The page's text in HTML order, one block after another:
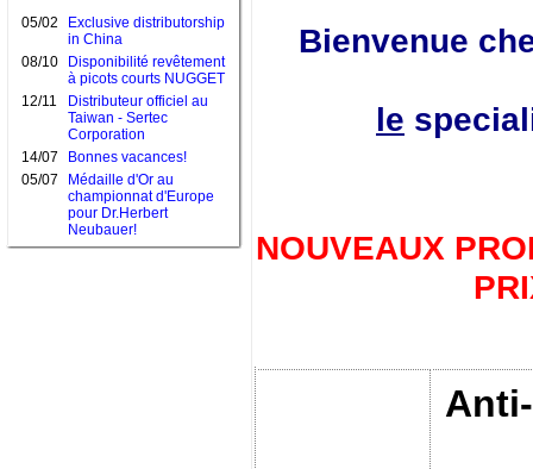
05/02
Exclusive distributorship
in China
08/10
Disponibilité revêtement
à picots courts NUGGET
12/11
Distributeur officiel au
Taiwan - Sertec
Corporation
14/07
Bonnes vacances!
05/07
Médaille d'Or au
championnat d'Europe
pour Dr.Herbert
Neubauer!
Bienvenue
le
NOUVEAUX